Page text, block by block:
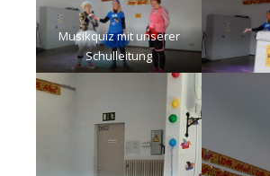
Musikquiz mit unserer
Schulleitung